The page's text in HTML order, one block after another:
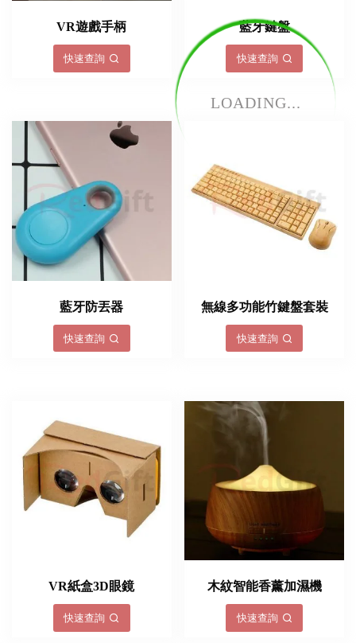
LOADING...
VR遊戲手柄
快速查詢
藍牙鍵盤
快速查詢
藍牙防丟器
快速查詢
無線多功能竹鍵盤套裝
快速查詢
VR紙盒3D眼鏡
快速查詢
木紋智能香薰加濕機
快速查詢